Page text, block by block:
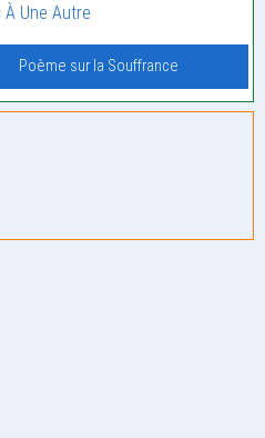
Une Autre
Poème sur la Souffrance